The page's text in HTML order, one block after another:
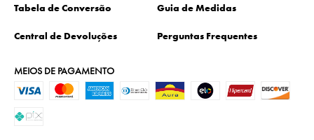
Tabela de Conversão Guia de Medidas
Central de Devoluções Perguntas Frequentes
MEIOS DE PAGAMENTO